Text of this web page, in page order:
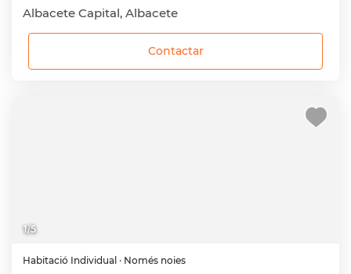
Albacete Capital, Albacete
Contactar
1/5
Habitació Individual · Només noies